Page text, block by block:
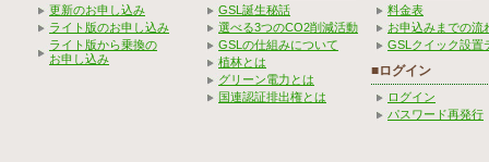
更新のお申し込み
ライト版のお申し込み
ライト版から乗換の
お申し込み
GSL誕生秘話
選べる3つのCO2削減活動
GSLの仕組みについて
植林とは
グリーン電力とは
国連認証排出権とは
料金表
お申込みまでの流
GSLクイック設置
■ログイン
ログイン
パスワード再発行